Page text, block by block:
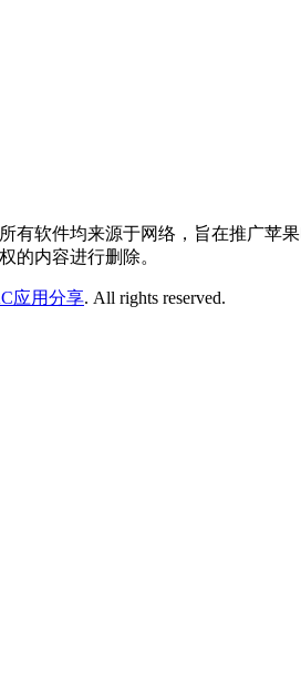
有软件均来源于网络，旨在推广苹
的内容进行删除。
应用分享. All rights reserved.